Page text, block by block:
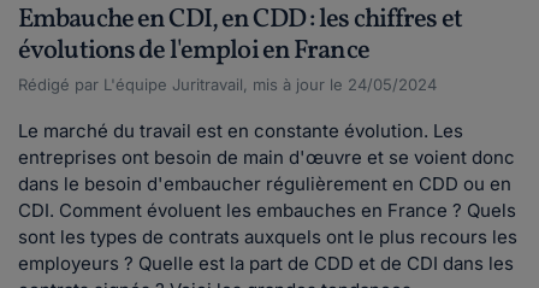
Embauche en CDI, en CDD : les chiffres et
évolutions de l'emploi en France
Rédigé par L'équipe Juritravail, mis à jour le 24/05/2024
Le marché du travail est en constante évolution. Les
entreprises ont besoin de main d'œuvre et se voient donc
dans le besoin d'embaucher régulièrement en CDD ou en
CDI. Comment évoluent les embauches en France ? Quels
sont les types de contrats auxquels ont le plus recours les
employeurs ? Quelle est la part de CDD et de CDI dans les